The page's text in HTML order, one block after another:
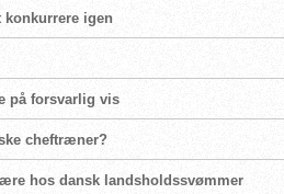
konkurrere igen
på forsvarlig vis
cheftræner?
hos dansk landsholdssvømmer